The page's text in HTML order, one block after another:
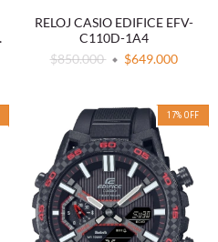
RELOJ CASIO EDIFICE EFV-
C110D-1A4
$850.000
$649.000
17% OFF